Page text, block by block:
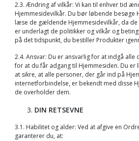
2.3. Ændring af vilkår: Vi kan til enhver tid
Hjemmesidevilkår. Du bør løbende besøge
læse de gældende Hjemmesidevilkår, da
er underlagt de politikker og vilkår og
på det tidspunkt, du bestiller Produkter
2.4. Ansvar: Du er ansvarlig for at indgå
for at du får adgang til Hjemmesiden. Du er
at sikre, at alle personer, der går ind på
internetforbindelse, er bekendt med disse
de overholder dem.
DIN RETSEVNE
3.1. Habilitet og alder: Ved at afgive en
garanterer du, at: